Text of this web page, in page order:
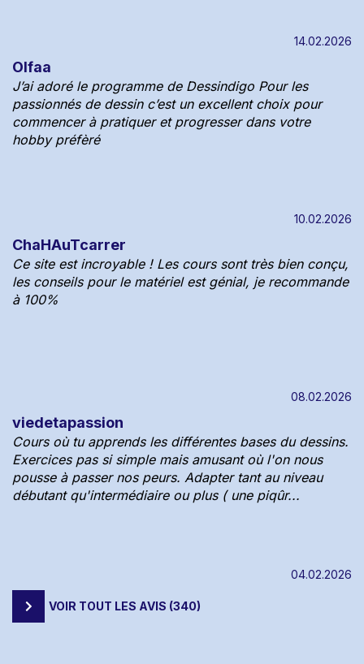
14.02.2026
Olfaa
J’ai adoré le programme de Dessindigo Pour les
passionnés de dessin c’est un excellent choix pour
commencer à pratiquer et progresser dans votre
hobby préfèré
10.02.2026
ChaHAuTcarrer
Ce site est incroyable ! Les cours sont très bien conçu,
les conseils pour le matériel est génial, je recommande
à 100%
08.02.2026
viedetapassion
Cours où tu apprends les différentes bases du dessins.
Exercices pas si simple mais amusant où l'on nous
pousse à passer nos peurs. Adapter tant au niveau
débutant qu'intermédiaire ou plus ( une piqûr...
04.02.2026
VOIR TOUT LES AVIS (340)